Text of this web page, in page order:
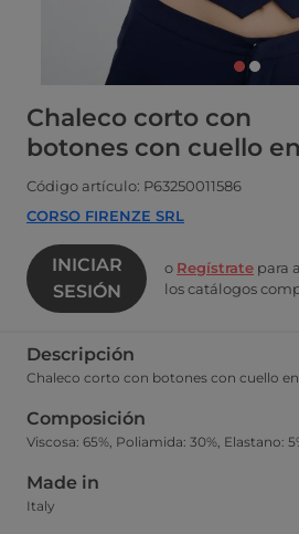
Chaleco corto con
botones con cuello
Código artículo: P63250011586
CORSO FIRENZE SRL
INICIAR
SESIÓN
o Regístrate para
los catálogos
Descripción
Chaleco corto con botones con cuello
Composición
Viscosa: 65%, Poliamida: 30%, Elastano:
Made in
Italy